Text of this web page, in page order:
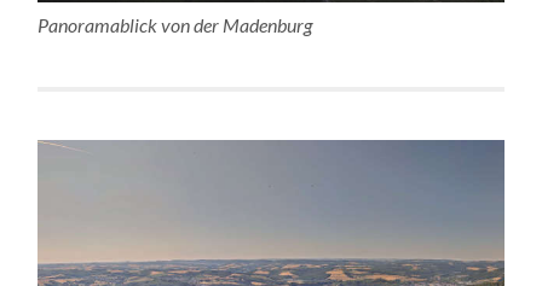
Panoramablick von der Madenburg